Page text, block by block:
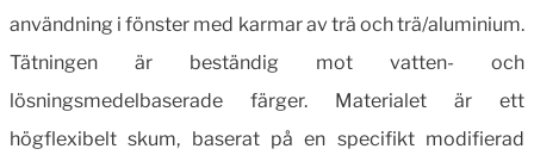
användning i fönster med karmar av trä och trä/aluminium.
Tätningen är beständig mot vatten- och
lösningsmedelbaserade färger. Materialet är ett
högflexibelt skum, baserat på en specifikt modifierad